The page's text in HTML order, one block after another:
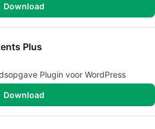
Download
Plus
Plugin voor WordPress
Download